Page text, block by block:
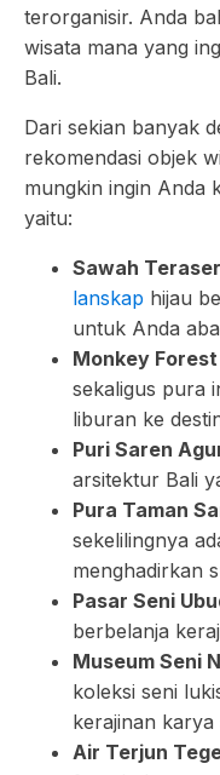
terorganisir. Anda
wisata mana yang
Bali.
Dari sekian banyak
rekomendasi objek
mungkin ingin Anda
yaitu:
Sawah
lanskap hijau
untuk Anda
Monkey Forest
sekaligus pura
liburan ke
Puri Saren
arsitektur Bali
Pura Taman
sekelilingnya
menghadirkan
Pasar Seni
berbelanja
Museum Seni
koleksi seni
kerajinan karya
Air Terjun